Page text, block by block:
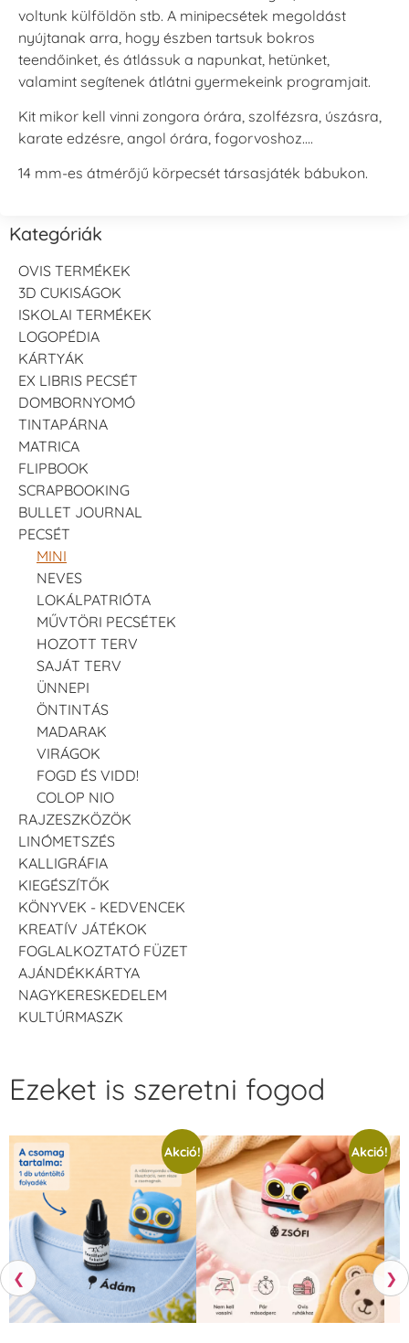
voltunk külföldön stb. A minipecsétek megoldást
nyújtanak arra, hogy észben tartsuk bokros
teendőinket, és átlássuk a napunkat, hetünket,
valamint segítenek átlátni gyermekeink programjait.
Kit mikor kell vinni zongora órára, szolfézsra, úszásra,
karate edzésre, angol órára, fogorvoshoz….
14 mm-es átmérőjű körpecsét társasjáték bábukon.
Kategóriák
OVIS TERMÉKEK
3D CUKISÁGOK
ISKOLAI TERMÉKEK
LOGOPÉDIA
KÁRTYÁK
EX LIBRIS PECSÉT
DOMBORNYOMÓ
TINTAPÁRNA
MATRICA
FLIPBOOK
SCRAPBOOKING
BULLET JOURNAL
PECSÉT
MINI
NEVES
LOKÁLPATRIÓTA
MŰVTÖRI PECSÉTEK
HOZOTT TERV
SAJÁT TERV
ÜNNEPI
ÖNTINTÁS
MADARAK
VIRÁGOK
FOGD ÉS VIDD!
COLOP NIO
RAJZESZKÖZÖK
LINÓMETSZÉS
KALLIGRÁFIA
KIEGÉSZÍTŐK
KÖNYVEK - KEDVENCEK
KREATÍV JÁTÉKOK
FOGLALKOZTATÓ FÜZET
AJÁNDÉKKÁRTYA
NAGYKERESKEDELEM
KULTÚRMASZK
❮
Ezeket is szeretni fogod
Akció! Akció!
❯